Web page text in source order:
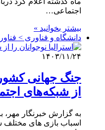
اجتماعی…
بیشتر بخوانید »
دانشگاه و فناوری >
۱۴۰۳/۱۱/۲۴
جنگ جهانی
از شبکه‌های
به گزارش خبرنگار مهر،
اسباب بازی های